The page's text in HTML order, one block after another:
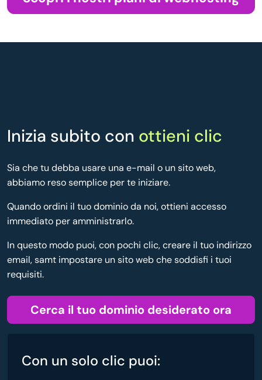
Inizia subito con ottieni clic
Sia che tu debba usare una e-mail o un sito web,
abbiamo reso semplice per te iniziare.
Quando ordini il tuo dominio da noi, ottieni accesso
immediato per amministrarlo.
In questo modo puoi, con pochi clic, creare il tuo indirizzo
email, samt impostare un sito web che soddisfi i tuoi
requisiti.
Cerca il tuo dominio desiderato ora
Con un solo clic puoi: